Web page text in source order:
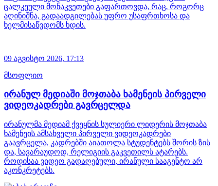
ცალკეული მონაკვეთები გაფართოვდა, რაც, როგორც
აღინიშნა, გადაადგილებას უფრო უსაფრთხოსა და
ხელმისაწვდომს ხდის.
09 აგვისტო 2026, 17:13
მსოფლიო
ირანულ მედიაში მოჯთაბა ხამენეის პირველი
ვიდეოკადრები გავრცელდა
ირანულმა მედიამ ქვეყნის სულიერი ლიდერის მოჯთაბა
ხამენეის ამსახველი პირველი ვიდეოკადრები
გაავრცელა, კადრებში აიათოლა სტუდენტებს შორის ზის
და, სავარაუდოდ, რელიგიის გაკვეთილს ატარებს.
როდისაა ვიდეო გადაღებული, ირანული სააგენტო არ
აკონკრეტებს.